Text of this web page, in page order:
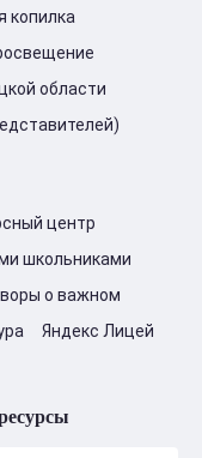
копилка
области
центр
школьниками
о важном
Яндекс Лицей